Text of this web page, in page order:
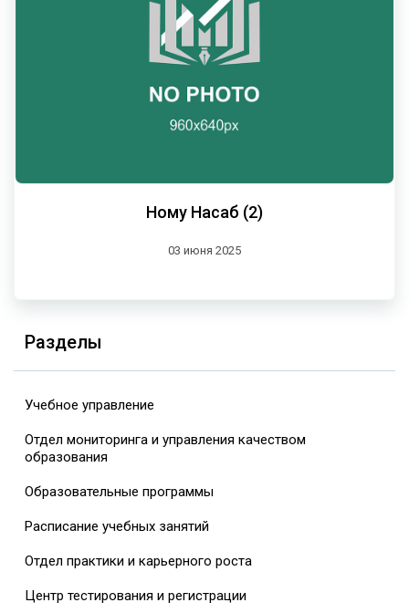
Ному Насаб (2)
03 июня 2025
Разделы
Учебное управление
Отдел мониторинга и управления качеством
образования
Образовательные программы
Расписание учебных занятий
Отдел практики и карьерного роста
Центр тестирования и регистрации